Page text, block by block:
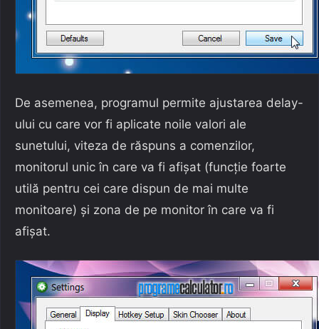
De asemenea, programul permite ajustarea delay-
ului cu care vor fi aplicate noile valori ale
sunetului, viteza de răspuns a comenzilor,
monitorul unic în care va fi afișat (funcție foarte
utilă pentru cei care dispun de mai multe
monitoare) și zona de pe monitor în care va fi
afișat.